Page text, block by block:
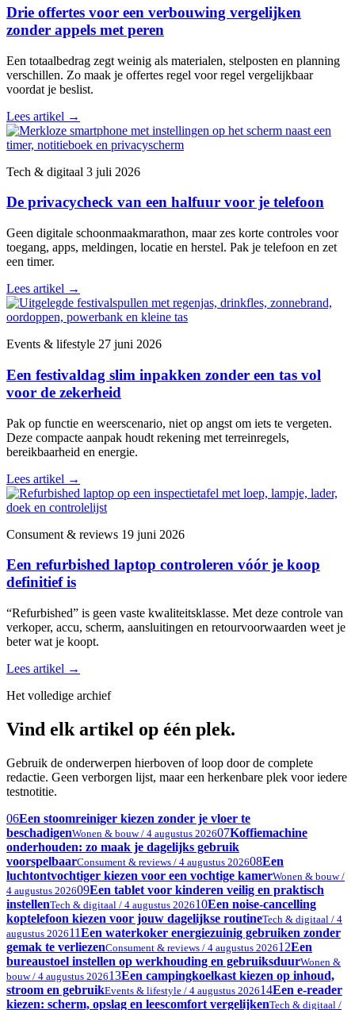
Drie offertes voor een verbouwing vergelijken
zonder appels met peren
Een totaalbedrag zegt weinig als materialen, stelposten en planning
verschillen. Zo maak je offertes regel voor regel vergelijkbaar
voordat je beslist.
Lees artikel →
Tech & digitaal 3 juli 2026
De privacycheck van een halfuur voor je telefoon
Geen digitale schoonmaakmarathon, maar zes korte controles voor
toegang, apps, meldingen, locatie en herstel. Pak je telefoon en zet
een timer.
Lees artikel →
Events & lifestyle 27 juni 2026
Een festivaldag slim inpakken zonder een tas vol
voor de zekerheid
Pak op functie en weerscenario, niet op angst om iets te vergeten.
Deze compacte aanpak houdt rekening met terreinregels,
bereikbaarheid en energie.
Lees artikel →
Consument & reviews 19 juni 2026
Een refurbished laptop controleren vóór je koop
definitief is
“Refurbished” is geen vaste kwaliteitsklasse. Met deze controle van
verkoper, accu, scherm, aansluitingen en retourvoorwaarden weet je
beter wat je koopt.
Lees artikel →
Het volledige archief
Vind elk artikel op één plek.
Gebruik de onderwerpen hierboven of loop door de complete
redactie. Geen verborgen lijst, maar een herkenbare plek voor iedere
testnotitie.
06Een stoomreiniger kiezen zonder je vloer te
beschadigenWonen & bouw / 4 augustus 202607Koffiemachine
onderhouden: zo maak je dagelijks gebruik
voorspelbaarConsument & reviews / 4 augustus 202608Een
luchtontvochtiger kiezen voor een vochtige kamerWonen & bouw /
4 augustus 202609Een tablet voor kinderen veilig en praktisch
instellenTech & digitaal / 4 augustus 202610Een noise-cancelling
koptelefoon kiezen voor jouw dagelijkse routineTech & digitaal / 4
augustus 202611Een waterkoker energiezuinig gebruiken zonder
gemak te verliezenConsument & reviews / 4 augustus 202612Een
bureaustoel instellen op werkhouding en gebruiksduurWonen &
bouw / 4 augustus 202613Een campingkoelkast kiezen op inhoud,
stroom en gebruikEvents & lifestyle / 4 augustus 202614Een e-reader
kiezen: scherm, opslag en leescomfort vergelijkenTech & digitaal /